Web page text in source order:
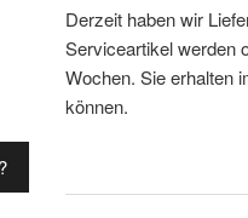
Derzeit haben wir
Serviceartikel werden
Wochen. Sie erhalten
können.